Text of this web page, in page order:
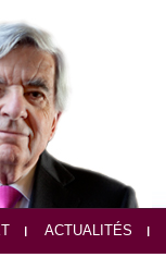
ACTUALITÉS